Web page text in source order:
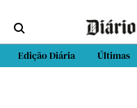
Edição Diária Últimas